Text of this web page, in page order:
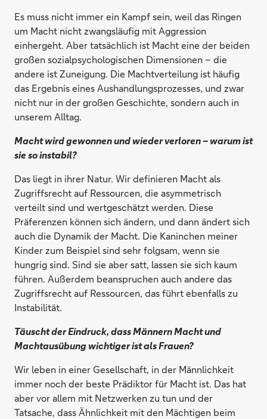
Es muss nicht immer ein Kampf sein, weil das Ringen
um Macht nicht zwangsläufig mit Aggression
einhergeht. Aber tatsächlich ist Macht eine der beiden
großen sozialpsychologischen Dimensionen – die
andere ist Zuneigung. Die Machtverteilung ist häufig
das Ergebnis eines Aushandlungsprozesses, und zwar
nicht nur in der großen Geschichte, sondern auch in
unserem Alltag.
Macht wird gewonnen und wieder verloren – warum ist
sie so instabil?
Das liegt in ihrer Natur. Wir definieren Macht als
Zugriffsrecht auf Ressourcen, die asymmetrisch
verteilt sind und wertgeschätzt werden. Diese
Präferenzen können sich ändern, und dann ändert sich
auch die Dynamik der Macht. Die Kaninchen meiner
Kinder zum Beispiel sind sehr folgsam, wenn sie
hungrig sind. Sind sie aber satt, lassen sie sich kaum
führen. Außerdem beanspruchen auch andere das
Zugriffsrecht auf Ressourcen, das führt ebenfalls zu
Instabilität.
Täuscht der Eindruck, dass Männern Macht und
Machtausübung wichtiger ist als Frauen?
Wir leben in einer Gesellschaft, in der Männlichkeit
immer noch der beste Prädiktor für Macht ist. Das hat
aber vor allem mit Netzwerken zu tun und der
Tatsache, dass Ähnlichkeit mit den Mächtigen beim